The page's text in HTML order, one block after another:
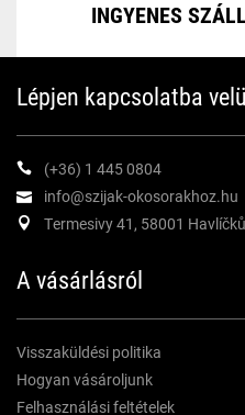
INGYENES
Lépjen kapcsolatba
(+36) 1 445 0804
info@szijak-okosorakhoz.hu
Termesivy 41, 58001
A vásárlásról
Visszaküldési politika
Hogyan vásároljunk
Felhasználási feltételek